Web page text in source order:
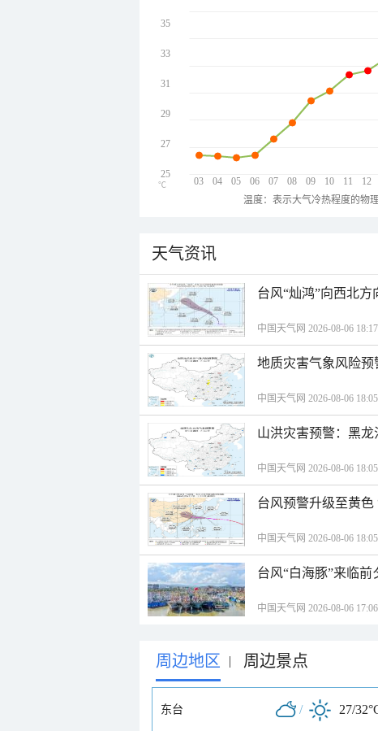
03 04 05 06 07 08 09 10 11 12
35
33
31
29
27
25
℃
温度：表示大气冷热程度的物
天气资讯
台风“灿鸿”向西北
中国天气网 2026-08-06 18:17
地质灾害气象风险
中国天气网 2026-08-06 18:05
山洪灾害预警：黑
中国天气网 2026-08-06 18:05
台风预警升级至黄
中国天气网 2026-08-06 18:05
台风“白海豚”来临
中国天气网 2026-08-06 17:06
周边地区 | 周边景点
东台 / 27/